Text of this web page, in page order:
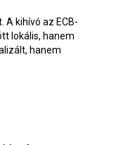
A kihívó az ECB-
lokális, hanem
hanem